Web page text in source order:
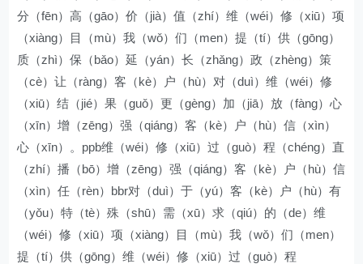
分（fēn）高（gāo）价（jià）值（zhí）维（wéi）修（xiū）项
（xiàng）目（mù）我（wǒ）们（men）提（tí）供（gōng）
质（zhì）保（bǎo）延（yán）长（zhǎng）政（zhèng）策
（cè）让（ràng）客（kè）户（hù）对（duì）维（wéi）修
（xiū）结（jié）果（guǒ）更（gèng）加（jiā）放（fàng）心
（xīn）增（zēng）强（qiáng）客（kè）户（hù）信（xìn）
心（xīn）。ppb维（wéi）修（xiū）过（guò）程（chéng）直
（zhí）播（bō）增（zēng）强（qiáng）客（kè）户（hù）信
（xìn）任（rèn）bbr对（duì）于（yú）客（kè）户（hù）有
（yǒu）特（tè）殊（shū）需（xū）求（qiú）的（de）维
（wéi）修（xiū）项（xiàng）目（mù）我（wǒ）们（men）
提（tí）供（gōng）维（wéi）修（xiū）过（guò）程